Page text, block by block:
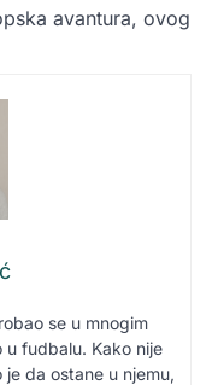
avantura, ovog
se u mnogim
fudbalu. Kako nije
da ostane u njemu,